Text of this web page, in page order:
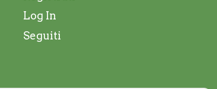
Log In
Seguiti